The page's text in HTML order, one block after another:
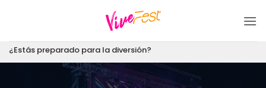
¿Estás preparado para la diversión?